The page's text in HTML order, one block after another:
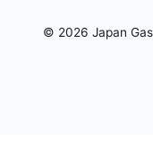
© 2026 Japan